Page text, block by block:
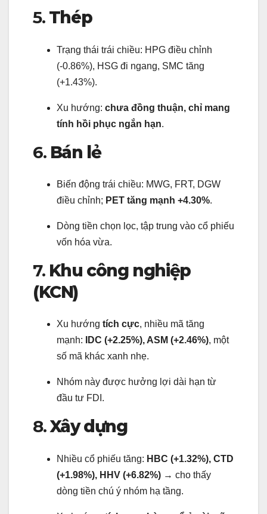
5. Thép
Trạng thái trái chiều: HPG điều chỉnh
(-0.86%), HSG đi ngang, SMC tăng
(+1.43%).
Xu hướng: chưa đồng thuận, chỉ mang
tính hồi phục ngắn hạn.
6. Bán lẻ
Biến động trái chiều: MWG, FRT, DGW
điều chỉnh; PET tăng mạnh +4.30%.
Dòng tiền chọn lọc, tập trung vào cổ phiếu
vốn hóa vừa.
7. Khu công nghiệp
(KCN)
Xu hướng tích cực, nhiều mã tăng
mạnh:
IDC (+2.25%), ASM (+2.46%), một
số mã khác xanh nhẹ.
Nhóm này được hưởng lợi dài hạn từ
đầu tư FDI.
8.Xây dựng
Nhiều cổ phiếu tăng: HBC (+1.32%), CTD
(+1.98%), HHV (+6.82%) → cho thấy
dòng tiền chú ý nhóm hạ tầng.